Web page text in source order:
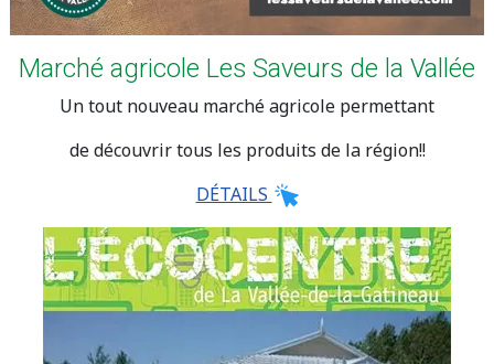
Marché agricole Les Saveurs de la Vallée
Un tout nouveau marché agricole permettant
de découvrir tous les produits de la région!!
DÉTAILS